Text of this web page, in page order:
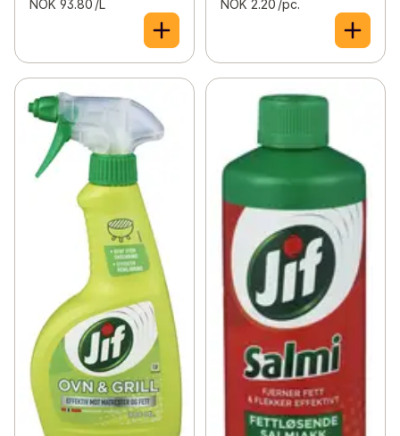
NOK 93.80 /L NOK 2.20 /pc.